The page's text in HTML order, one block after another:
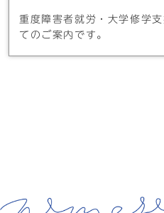
重度障害者就労・大学修学
てのご案内です。